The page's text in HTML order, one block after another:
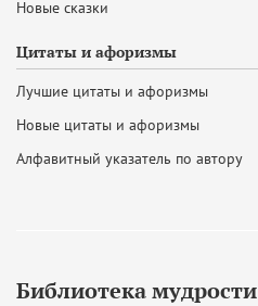
Новые сказки
Цитаты и афоризмы
Лучшие цитаты и афоризмы
Новые цитаты и афоризмы
Алфавитный указатель по автору
Библиотека мудрости